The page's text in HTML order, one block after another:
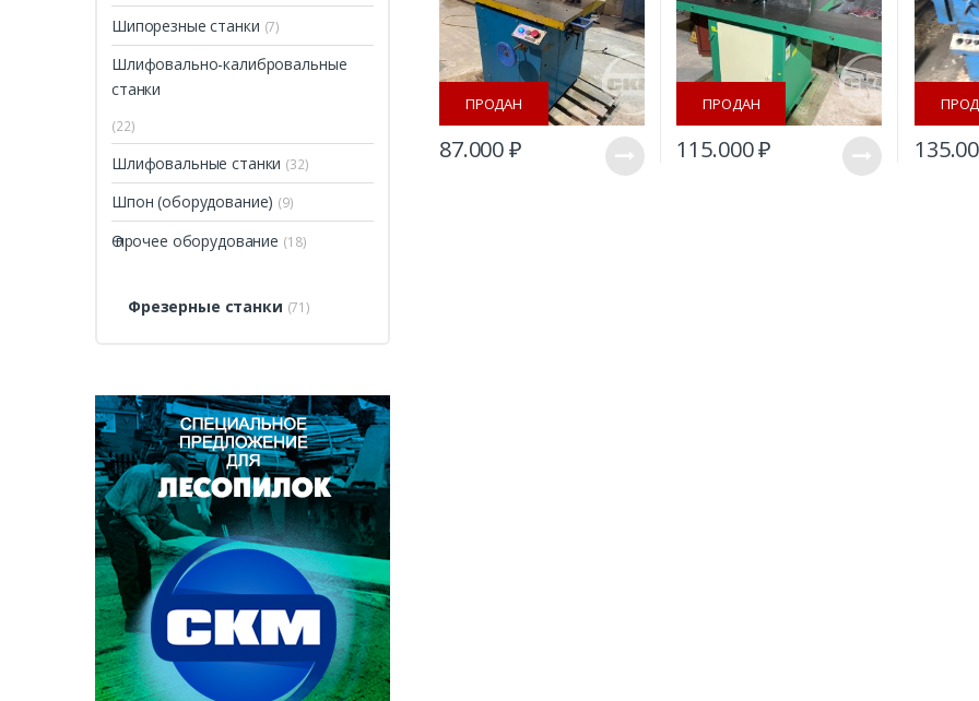
ПРОДАН
87.000₽
ПРОДАН
115.000₽
Шипорезные станки (7)
Шлифовально-калибровальные
станки
(22)
Шлифовальные станки (32)
Шпон (оборудование) (9)
Ѳ прочее оборудование (18)
Фрезерные станки (71)